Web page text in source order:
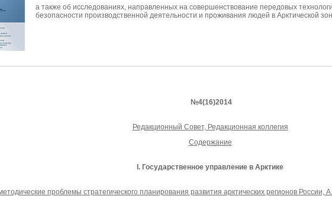
а также об исследованиях, направленных на совершенствование передовых
безопасности производственной деятельности и проживания людей в Арктической
№4(16)2014
Редакционный Совет, Редакционная коллегия
Содержание
I. Государственное управление в Арктике
проблемы стратегического планирования развития арктических регионов